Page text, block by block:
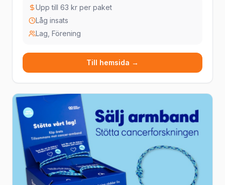
Upp till 63 kr per paket
Låg insats
Lag, Förening
Till hemsida →